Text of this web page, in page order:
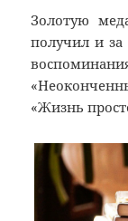
Золотую
получил и за
«Жизнь